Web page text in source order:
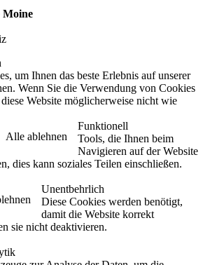
Moine
um Ihnen das beste Erlebnis auf unserer
Wenn Sie die Verwendung von Cookies
Website möglicherweise nicht wie
Alle ablehnen
Funktionell
Tools, die Ihnen beim
Navigieren auf der Website
dies kann soziales Teilen einschließen.
Unentbehrlich
Diese Cookies werden benötigt,
damit die Website korrekt
sie nicht deaktivieren.